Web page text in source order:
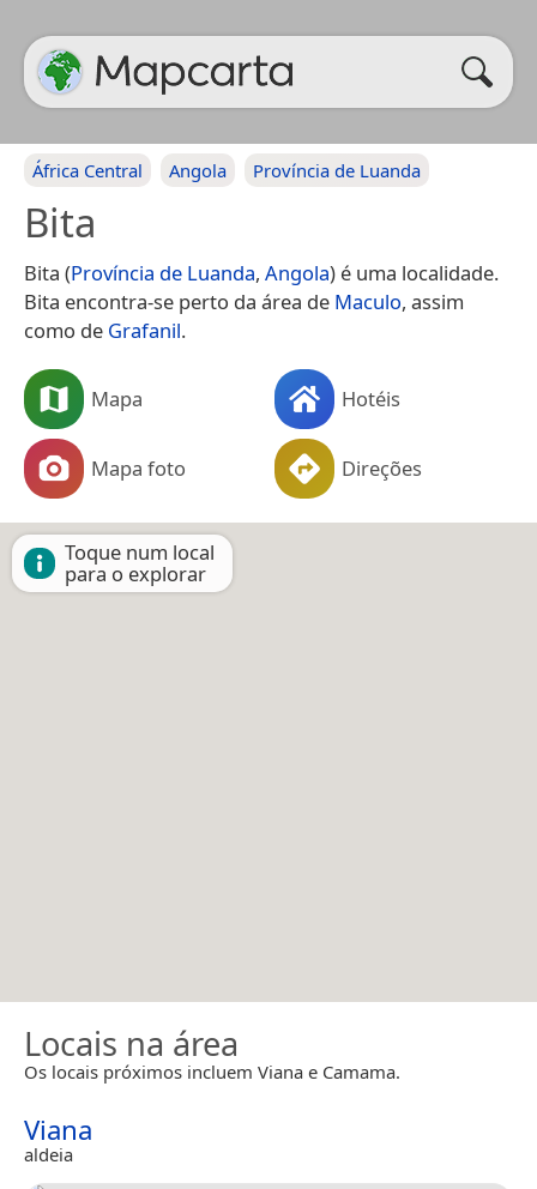
África Central Angola Província de Luanda
Bita
Bita (Província de Luanda, Angola) é uma localidade.
Bita encontra-se perto da área de Maculo, assim
como de Grafanil.
Mapa Hotéis
Mapa foto Direções
Toque num local
para o explorar
Locais na área
Os locais próximos incluem Viana e Camama.
Viana
aldeia